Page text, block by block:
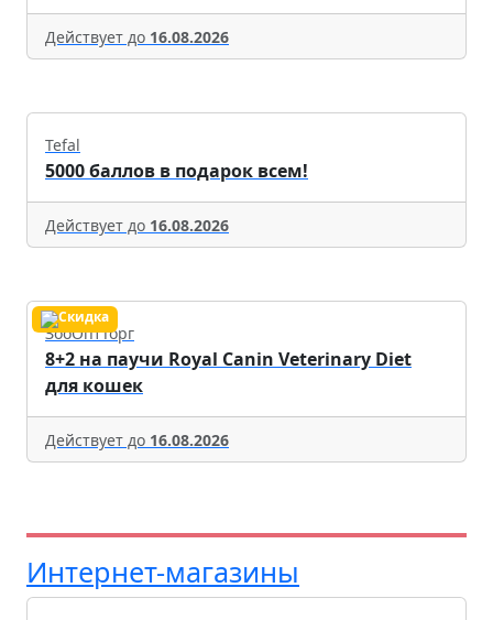
Действует до 16.08.2026
Tefal
5000 баллов в подарок всем!
Действует до 16.08.2026
ЗооОптТорг
8+2 на паучи Royal Canin Veterinary Diet
для кошек
Действует до 16.08.2026
Интернет-магазины